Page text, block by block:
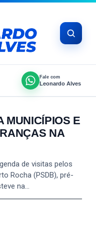
Fale com
Leonardo Alves
MUNICÍPIOS E
NA
de visitas pelos
Rocha (PSDB), pré-
na…